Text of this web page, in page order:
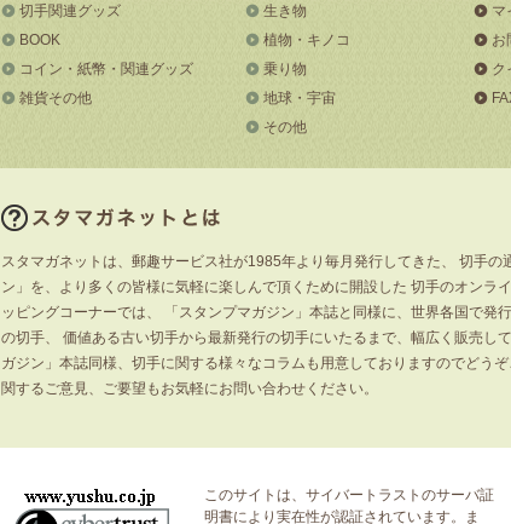
切手関連グッズ
BOOK
コイン・紙幣・関連グッズ
雑貨その他
生き物
植物・キノコ
乗り物
地球・宇宙
その他
マ
お
ク
スタマガネットは、郵趣サービス社が1985年より毎月発行してきた、 切手の
ン」を、より多くの皆様に気軽に楽しんで頂くために開設した 切手のオンラ
ッピングコーナーでは、 「スタンプマガジン」本誌と同様に、世界各国で発
の切手、 価値ある古い切手から最新発行の切手にいたるまで、幅広く販売し
ガジン」本誌同様、切手に関する様々なコラムも用意しておりますのでどう
関するご意見、ご要望もお気軽にお問い合わせください。
このサイトは、サイバートラストのサーバ証
明書により実在性が認証されています。ま